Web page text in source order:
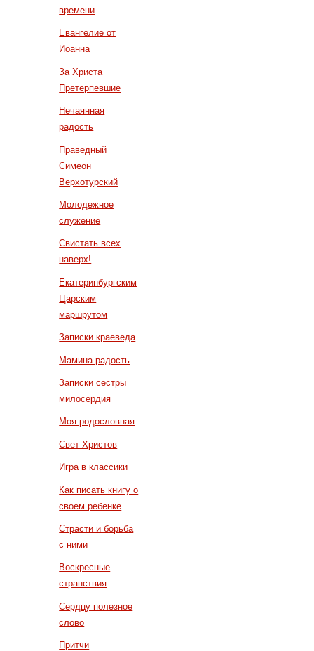
времени
Евангелие от
Иоанна
За Христа
Претерпевшие
Нечаянная
радость
Праведный
Симеон
Верхотурский
Молодежное
служение
Свистать всех
наверх!
Екатеринбургским
Царским
маршрутом
Записки краеведа
Мамина радость
Записки сестры
милосердия
Моя родословная
Свет Христов
Игра в классики
Как писать книгу о
своем ребенке
Страсти и борьба
с ними
Воскресные
странствия
Сердцу полезное
слово
Притчи